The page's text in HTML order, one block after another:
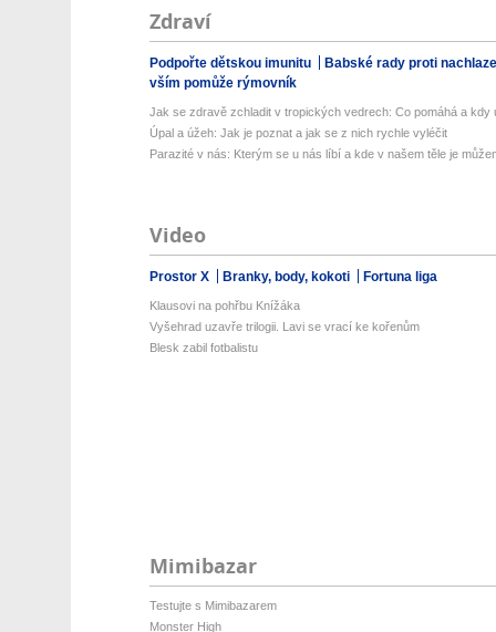
Zdraví
Podpořte dětskou imunitu
Babské rady proti
vším pomůže rýmovník
Jak se zdravě zchladit v tropických vedrech: Co pomáhá a kdy
Úpal a úžeh: Jak je poznat a jak se z nich rychle vyléčit
Parazité v nás: Kterým se u nás líbí a kde v našem těle je
Video
Prostor X Branky, body, kokoti Fortuna liga
Klausovi na pohřbu Knížáka
Vyšehrad uzavře trilogii. Lavi se vrací ke kořenům
Blesk zabil fotbalistu
Mimibazar
Testujte s Mimibazarem
Monster High